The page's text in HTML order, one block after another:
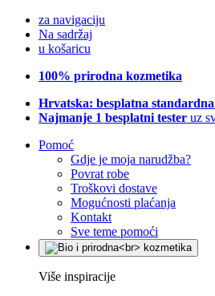
za navigaciju
Na sadržaj
u košaricu
100% prirodna kozmetika
Hrvatska: besplatna standardna
Najmanje 1 besplatni tester uz
Pomoć
Gdje je moja narudžba?
Povrat robe
Troškovi dostave
Mogućnosti plaćanja
Kontakt
Sve teme pomoći
Više inspiracije